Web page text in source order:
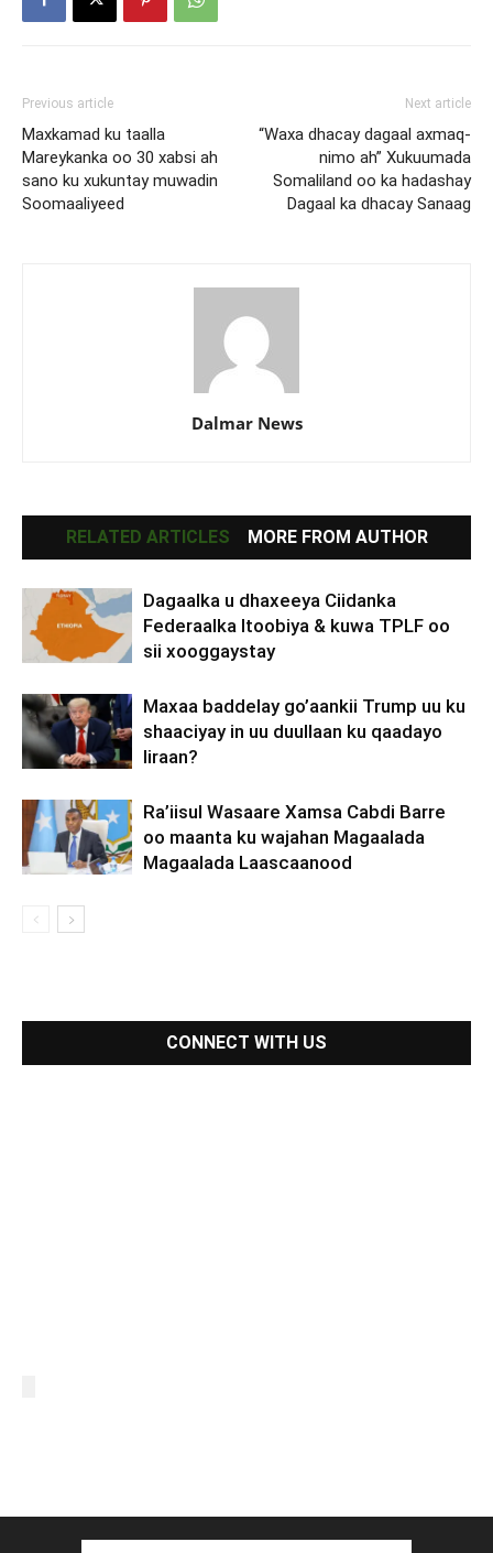
Previous article
Maxkamad ku taalla
Mareykanka oo 30 xabsi ah
sano ku xukuntay muwadin
Soomaaliyeed
Next article
“Waxa dhacay dagaal axmaq-
nimo ah” Xukuumada
Somaliland oo ka hadashay
Dagaal ka dhacay Sanaag
Dalmar News
RELATED ARTICLES MORE FROM AUTHOR
Dagaalka u dhaxeeya Ciidanka
Federaalka Itoobiya & kuwa TPLF oo
sii xooggaystay
Maxaa baddelay go’aankii Trump uu ku
shaaciyay in uu duullaan ku qaadayo
Iiraan?
Ra’iisul Wasaare Xamsa Cabdi Barre
oo maanta ku wajahan Magaalada
Magaalada Laascaanood
CONNECT WITH US